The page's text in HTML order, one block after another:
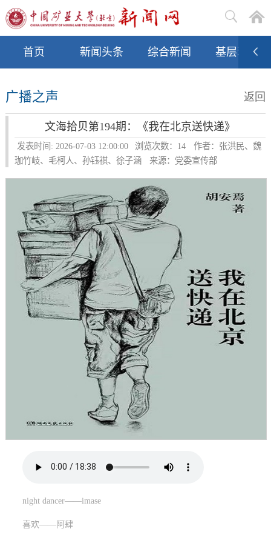
首页 新闻头条 综合新闻 基层动态
广播之声 返回
文海拾贝第194期：《我在北京送快递》
发表时间: 2026-07-03 12:00:00 浏览次数： 14
作者：张洪民、魏
珈竹岐、毛柯人、孙钰祺、徐子涵
来源：党委宣传部
night dancer——imase
喜欢——阿肆